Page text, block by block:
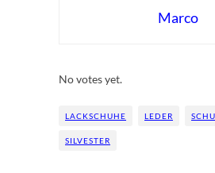
Marco
No votes yet.
LACKSCHUHE LEDER
SILVESTER